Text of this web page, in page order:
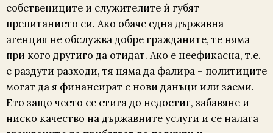
собствениците и служителите ѝ губят
препитанието си. Ако обаче една държавна
агенция не обслужва добре гражданите, те няма
при кого другиго да отидат. Ако е неефикасна, т.е.
с раздути разходи, тя няма да фалира – политиците
могат да я финансират с нови данъци или заеми.
Ето защо често се стига до недостиг, забавяне и
ниско качество на държавните услуги и се налага